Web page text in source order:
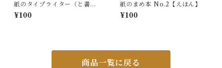
紙のタイプライター（と書き
かけの原稿）
¥100
紙のまめ本 No.2【えほん】
¥100
商品一覧に戻る